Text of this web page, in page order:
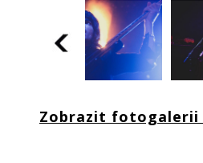
Zobrazit fotogalerii